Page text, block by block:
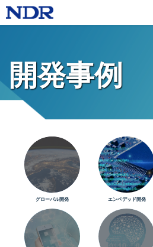
開発事例
グローバル開発 エンベデッド開発